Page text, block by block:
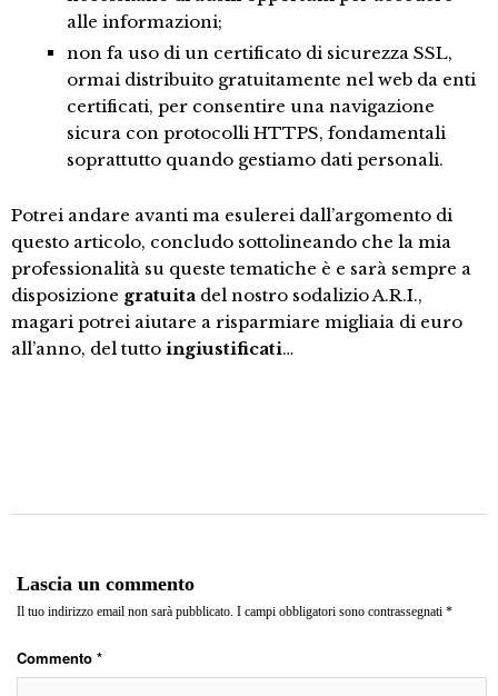
alle informazioni;
non fa uso di un certificato di sicurezza SSL,
ormai distribuito gratuitamente nel web da enti
certificati, per consentire una navigazione
sicura con protocolli HTTPS, fondamentali
soprattutto quando gestiamo dati personali.
Potrei andare avanti ma esulerei dall’argomento di
questo articolo, concludo sottolineando che la mia
professionalità su queste tematiche è e sarà sempre a
disposizione gratuita del nostro sodalizio A.R.I.,
magari potrei aiutare a risparmiare migliaia di euro
all’anno, del tutto ingiustificati…
Lascia un commento
Il tuo indirizzo email non sarà pubblicato. I campi obbligatori sono contrassegnati *
Commento *